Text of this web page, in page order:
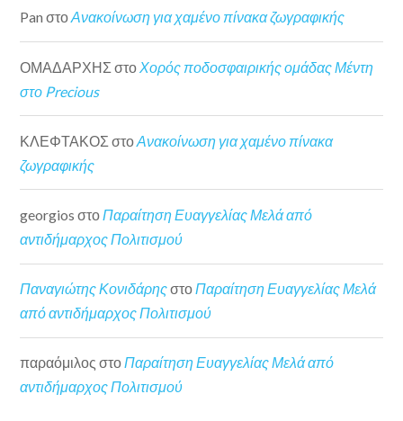
Pan στοΑνακοίνωση για χαμένο πίνακα ζωγραφικής
ΟΜΑΔΑΡΧΗΣ στο Χορός ποδοσφαιρικής ομάδας Μέντη
στο Precious
ΚΛΕΦΤΑΚΟΣ στοΑνακοίνωση για χαμένο πίνακα
ζωγραφικής
georgios στοΠαραίτηση Ευαγγελίας Μελά από
αντιδήμαρχος Πολιτισμού
Παναγιώτης ΚονιδάρηςστοΠαραίτηση Ευαγγελίας Μελά
από αντιδήμαρχος Πολιτισμού
παραόμιλος στοΠαραίτηση Ευαγγελίας Μελά από
αντιδήμαρχος Πολιτισμού